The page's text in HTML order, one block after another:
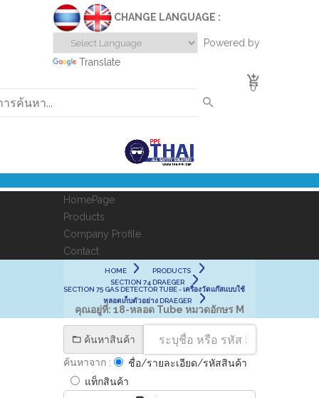
CHANGE LANGUAGE :
Powered by
Translate
0
HomePage
Products
Company Profile
Contact
HOME
PRODUCTS
SECTION 74 DRAEGER
SECTION 75 GAS DETECTOR TUBE - เครื่องวัดแก๊สแบบใช้
หลอดเก็บตัวอย่าง DRAEGER
คุณอยู่ที่: 18-หลอด Tube หมวดอักษร M
ค้นหาสินค้า
ค้นหาจาก :
ชื่อ/รายละเอียด/รหัสสินค้า
แท็กสินค้า